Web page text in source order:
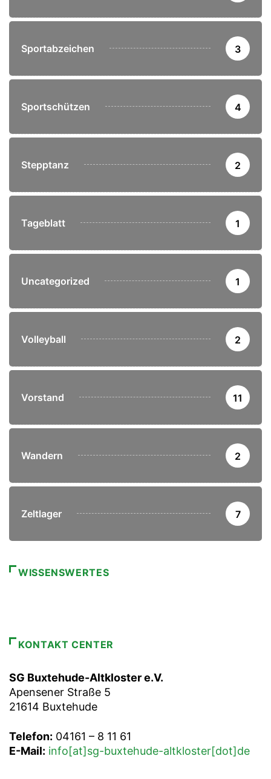
Sportabzeichen 3
Sportschützen 4
Stepptanz 2
Tageblatt 1
Uncategorized 1
Volleyball 2
Vorstand 11
Wandern 2
Zeltlager 7
WISSENSWERTES
KONTAKT CENTER
SG Buxtehude-Altkloster e.V.
Apensener Straße 5
21614 Buxtehude
Telefon: 04161 – 8 11 61
E-Mail: info[at]sg-buxtehude-altkloster[dot]de